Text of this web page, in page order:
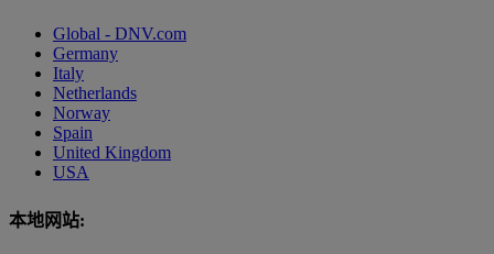
Global - DNV.com
Germany
Italy
Netherlands
Norway
Spain
United Kingdom
USA
本地网站: